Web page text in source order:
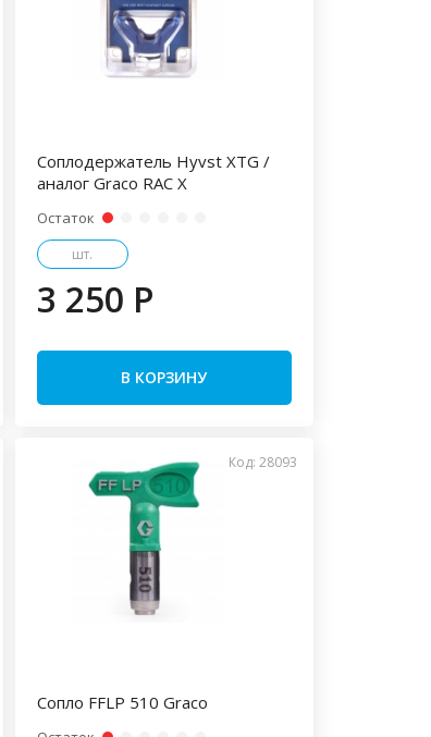
Соплодержатель Hyvst XTG /
аналог Graco RAC X
Остаток
шт.
3 250 P
В КОРЗИНУ
Код: 28093
Сопло FFLP 510 Graco